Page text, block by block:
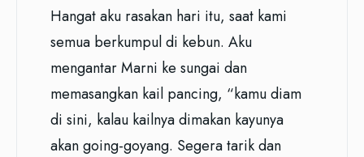
Hangat aku rasakan hari itu, saat kami
semua berkumpul di kebun. Aku
mengantar Marni ke sungai dan
memasangkan kail pancing, “kamu diam
di sini, kalau kailnya dimakan kayunya
akan going-goyang. Segera tarik dan